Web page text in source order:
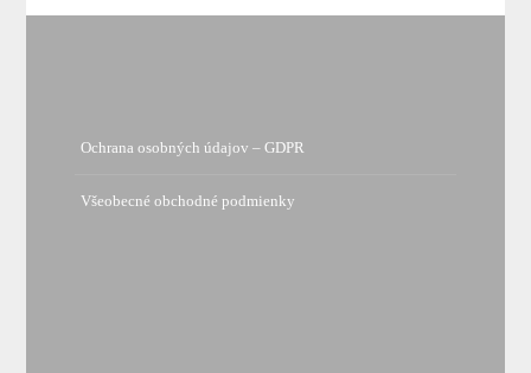
Ochrana osobných údajov – GDPR
Všeobecné obchodné podmienky